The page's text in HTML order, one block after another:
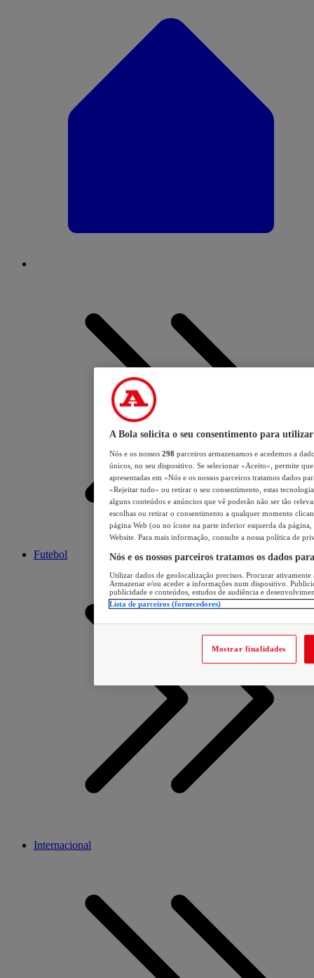
Futebol
Internacional
A Bola solicita o seu consentimento para utilizar
Nós e os nossos 298 parceiros armazenamos e acedemos a
únicos, no seu dispositivo. Se selecionar «Aceito», permite
apresentadas em «Nós e os nossos parceiros tratamos dados
«Rejeitar tudo» ou retirar o seu consentimento, estas
alguns conteúdos e anúncios que vê poderão não ser tão
escolhas ou retirar o consentimento a qualquer momento
página Web (ou no ícone na parte inferior esquerda da página,
Website. Para mais informação, consulte a nossa política de
Nós e os nossos parceiros tratamos os dados
Utilizar dados de geolocalização precisos. Procurar
Armazenar e/ou aceder a informações num dispositivo.
publicidade e conteúdos, estudos de audiência e
Lista de parceiros (fornecedores)
Mostrar finalidades